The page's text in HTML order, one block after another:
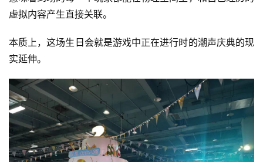
虚拟内容产生直接关联。
本质上，这场生日会就是游戏中正在进行时的潮声庆典的现
实延伸。